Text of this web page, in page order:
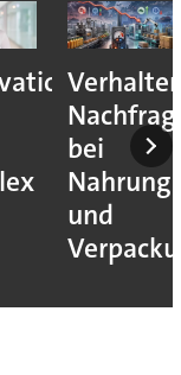
bei
und